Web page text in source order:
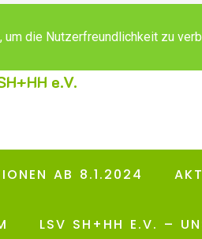
e.V.
AB 8.1.2024
LSV SH+HH E.V. –
die Nutzerfreundlichkeit zu